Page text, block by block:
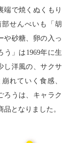
端で焼くぬくもり
せんべいも「胡
や砂糖、卵の入っ
う」は1969年に生
し洋風の、サクサ
れていく食感、
ろうは、キャラク
となりました。